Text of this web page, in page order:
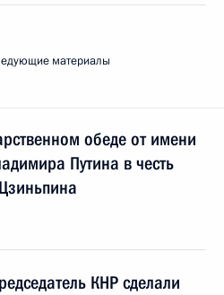
материалы
обеде от имени
Путина в честь
КНР сделали